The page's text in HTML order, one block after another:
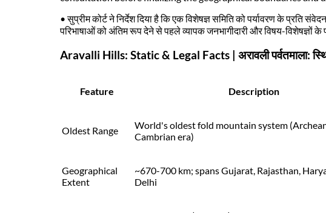
• सुप्रीम कोर्ट ने निर्देश दिया है कि एक विशेषज्ञ समिति को पर्यावरण के प्रति
परिभाषाओं को अंतिम रूप देने से पहले व्यापक जनभागीदारी और विषय-विशेषज्ञों के
Aravalli Hills: Static & Legal Facts | अरावली पर्वतमाला:
Feature Description
Oldest Range
World's oldest fold mountain system
Cambrian era)
Geographical
Extent
~670-700 km; spans Gujarat, Rajasthan,
Delhi